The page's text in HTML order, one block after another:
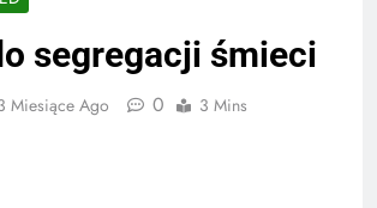
segregacji śmieci
Miesiące Ago 0 3 Mins